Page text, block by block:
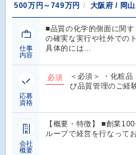
500万円～749万円 大阪府 / 岡
仕事
内容
■品質の化学的側面に関
の確実な実行や社外での
具体的には…
応募
資格
必須
＜必須＞ ・化粧
び品質管理のご経
会社
概要
【概要・特徴】 ■創業
ループで経営を行なって